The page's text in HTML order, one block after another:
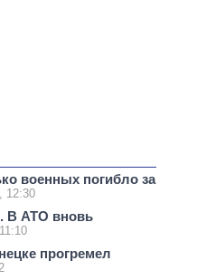
военных погибло за
12:30
В АТО вновь
прогремел